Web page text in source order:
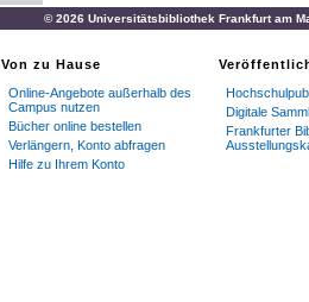
© 2026 Universitätsbibliothek Frankfurt am
Von zu Hause
Online-Angebote außerhalb des
Campus nutzen
Bücher online bestellen
Verlängern, Konto abfragen
Hilfe zu Ihrem Konto
Digitale
Frankfurter